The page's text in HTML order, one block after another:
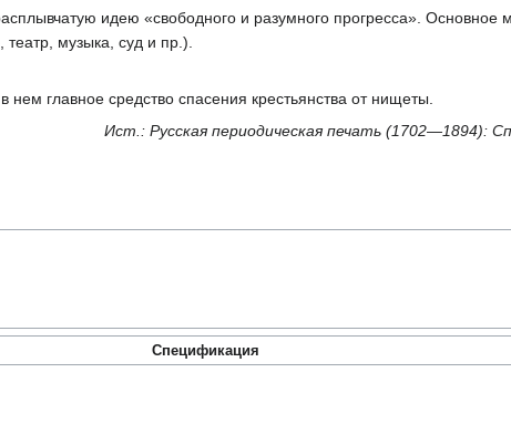
идею «свободного и разумного прогресса». Основное
театр, музыка, суд и пр.).
главное средство спасения крестьянства от нищеты.
Ист.: Русская периодическая печать (1702—1894):
Спецификация